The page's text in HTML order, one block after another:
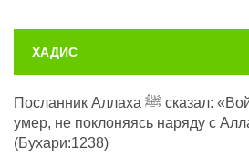
ХАДИС
Посланник Аллаха ﷺ сказал: «Войдёт в Рай тот, кто
умер, не поклоняясь наряду с
(Бухари:1238)